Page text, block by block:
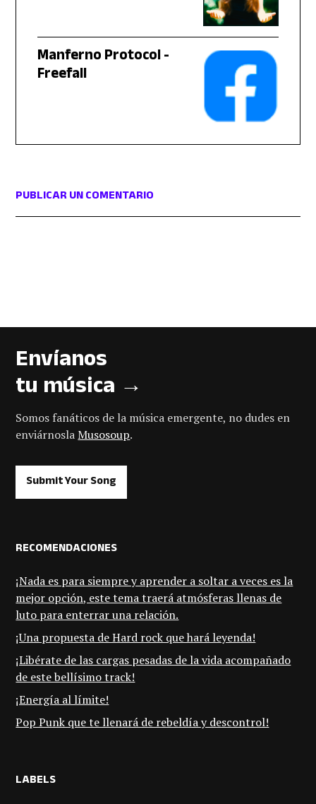
Manferno Protocol -
Freefall
PUBLICAR UN COMENTARIO
Envíanos
tu música →
Somos fanáticos de la música emergente, no dudes en
enviárnoslaMusosoup.
Submit Your Song
RECOMENDACIONES
¡Nada es para siempre y aprender a soltar a veces es la
mejor opción, este tema traerá atmósferas llenas de
luto para enterrar una relación.
¡Una propuesta de Hard rock que hará leyenda!
¡Libérate de las cargas pesadas de la vida acompañado
de este bellísimo track!
¡Energía al límite!
Pop Punk que te llenará de rebeldía y descontrol!
LABELS